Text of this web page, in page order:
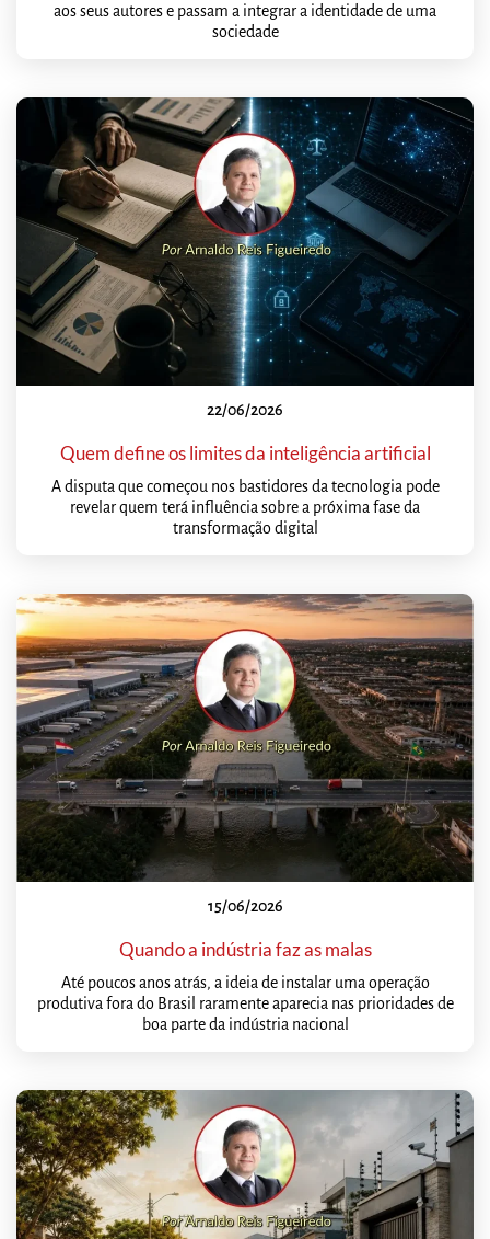
aos seus autores e passam a integrar a identidade de uma
sociedade
22/06/2026
Quem define os limites da inteligência artificial
A disputa que começou nos bastidores da tecnologia pode
revelar quem terá influência sobre a próxima fase da
transformação digital
15/06/2026
Quando a indústria faz as malas
Até poucos anos atrás, a ideia de instalar uma operação
produtiva fora do Brasil raramente aparecia nas prioridades de
boa parte da indústria nacional